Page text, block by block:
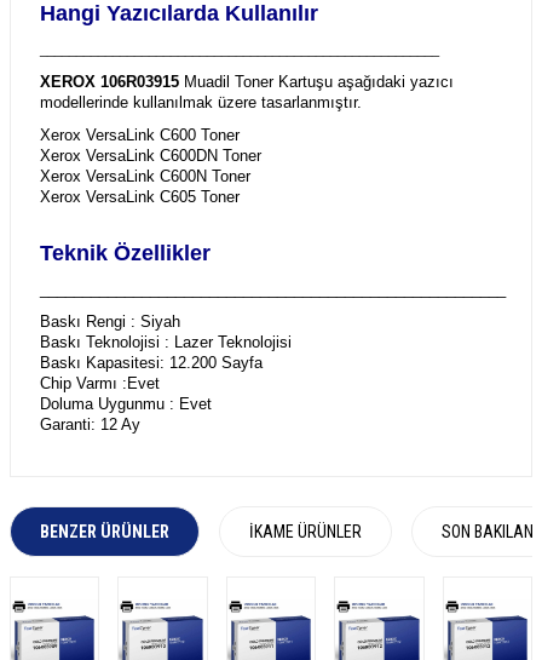
Hangi Yazıcılarda Kullanılır
XEROX 106R03915 Muadil Toner Kartuşu aşağıdaki yazıcı
modellerinde kullanılmak üzere tasarlanmıştır.
Xerox VersaLink C600 Toner
Xerox VersaLink C600DN Toner
Xerox VersaLink C600N Toner
Xerox VersaLink C605 Toner
Teknik Özellikler
Baskı Rengi : Siyah
Baskı Teknolojisi : Lazer Teknolojisi
Baskı Kapasitesi: 12.200 Sayfa
Chip Varmı :Evet
Doluma Uygunmu : Evet
Garanti: 12 Ay
BENZER ÜRÜNLER İKAME ÜRÜNLER SON